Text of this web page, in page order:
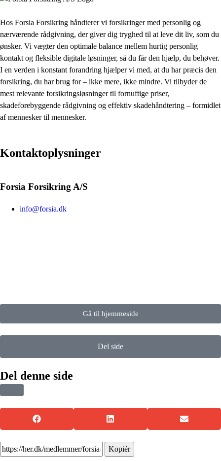
Hos Forsia Forsikring håndterer vi forsikringer med personlig og
nærværende rådgivning, der giver dig tryghed til at leve dit liv, som du
ønsker. Vi vægter den optimale balance mellem hurtig personlig
kontakt og fleksible digitale løsninger, så du får den hjælp, du behøver.
I en verden i konstant forandring hjælper vi med, at du har præcis den
forsikring, du har brug for – ikke mere, ikke mindre. Vi tilbyder de
mest relevante forsikringsløsninger til fornuftige priser,
skadeforebyggende rådgivning og effektiv skadehåndtering – formidlet
af mennesker til mennesker.
Kontaktoplysninger
Forsia Forsikring A/S
info@forsia.dk
Gå til hjemmeside
Del side
Del denne side
Kopiér